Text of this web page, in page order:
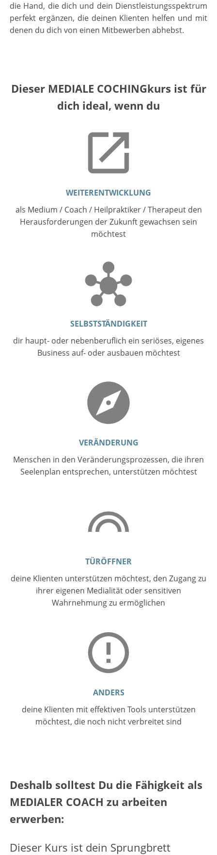
die Hand, die dich und dein Dienstleistungsspektrum
perfekt ergänzen, die deinen Klienten helfen und mit
denen du dich von einen Mitbewerben abhebst.
Dieser MEDIALE COCHINGkurs ist für
dich ideal, wenn du
WEITERENTWICKLUNG
als Medium / Coach / Heilpraktiker / Therapeut den
Herausforderungen der Zukunft gewachsen sein
möchtest
SELBSTSTÄNDIGKEIT
dir haupt- oder nebenberuflich ein seriöses, eigenes
Business auf- oder ausbauen möchtest
VERÄNDERUNG
Menschen in den Veränderungsprozessen, die ihren
Seelenplan entsprechen, unterstützen möchtest
TÜRÖFFNER
deine Klienten unterstützen möchtest, den Zugang zu
ihrer eigenen Medialität oder sensitiven
Wahrnehmung zu ermöglichen
ANDERS
deine Klienten mit effektiven Tools unterstützen
möchtest, die noch nicht verbreitet sind
Deshalb solltest Du die Fähigkeit als
MEDIALER COACH zu arbeiten
erwerben:
Dieser Kurs ist dein Sprungbrett